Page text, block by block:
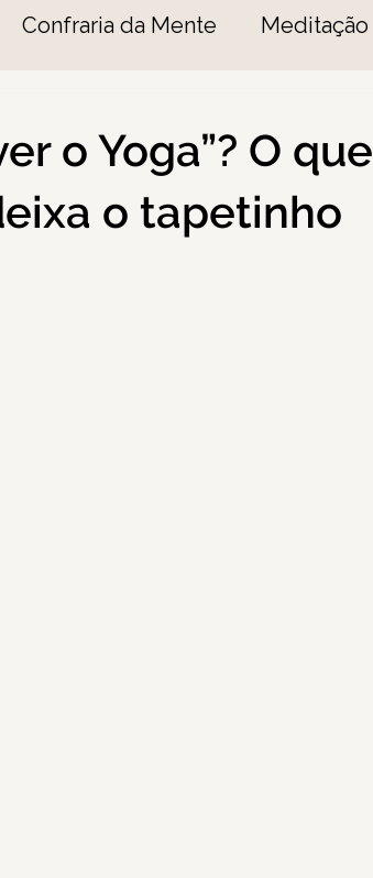
Confraria da Mente Meditação
o Yoga”? O que
o tapetinho